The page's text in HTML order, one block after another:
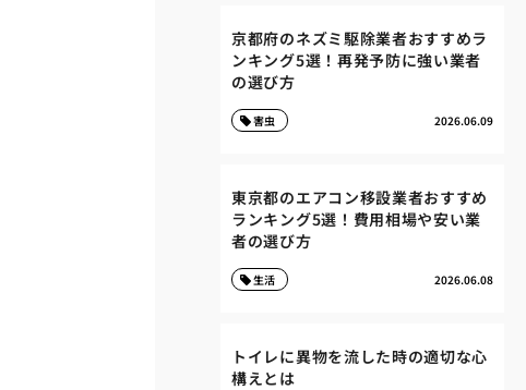
京都府のネズミ駆除業者おすすめラ
ンキング5選！再発予防に強い業者
の選び方
2026.06.09
害虫
東京都のエアコン移設業者おすすめ
ランキング5選！費用相場や安い業
者の選び方
2026.06.08
生活
トイレに異物を流した時の適切な心
構えとは